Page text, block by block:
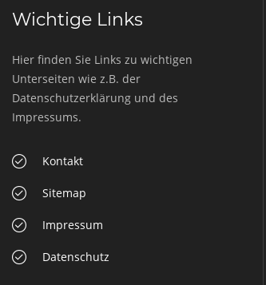
Wichtige Links
Hier finden Sie Links zu wichtigen
Unterseiten wie z.B. der
Datenschutzerklärung und des
Impressums.
Kontakt
Sitemap
Impressum
Datenschutz